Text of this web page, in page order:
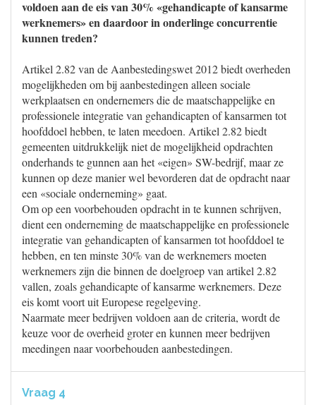
voldoen aan de eis van 30% «gehandicapte of kansarme
werknemers» en daardoor in onderlinge concurrentie
kunnen treden?
Artikel 2.82 van de Aanbestedingswet 2012 biedt overheden
mogelijkheden om bij aanbestedingen alleen sociale
werkplaatsen en ondernemers die de maatschappelijke en
professionele integratie van gehandicapten of kansarmen tot
hoofddoel hebben, te laten meedoen. Artikel 2.82 biedt
gemeenten uitdrukkelijk niet de mogelijkheid opdrachten
onderhands te gunnen aan het «eigen» SW-bedrijf, maar ze
kunnen op deze manier wel bevorderen dat de opdracht naar
een «sociale onderneming» gaat.
Om op een voorbehouden opdracht in te kunnen schrijven,
dient een onderneming de maatschappelijke en professionele
integratie van gehandicapten of kansarmen tot hoofddoel te
hebben, en ten minste 30% van de werknemers moeten
werknemers zijn die binnen de doelgroep van artikel 2.82
vallen, zoals gehandicapte of kansarme werknemers. Deze
eis komt voort uit Europese regelgeving.
Naarmate meer bedrijven voldoen aan de criteria, wordt de
keuze voor de overheid groter en kunnen meer bedrijven
meedingen naar voorbehouden aanbestedingen.
Vraag 4